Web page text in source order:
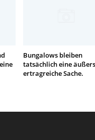
Bungalows bleiben
tatsächlich eine
ertragreiche Sache.